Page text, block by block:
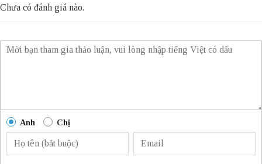
Chưa có đánh giá nào.
Anh Chị